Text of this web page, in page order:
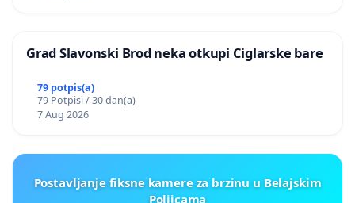
Grad Slavonski Brod neka otkupi Ciglarske bare
79 potpis(a)
79 Potpisi / 30 dan(a)
7 Aug 2026
Postavljanje fiksne kamere za brzinu u Belajskim
Poljicama